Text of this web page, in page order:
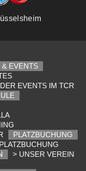
& EVENTS
EVENTS IM TCR
PLATZBUCHUNG
> UNSER VEREIN